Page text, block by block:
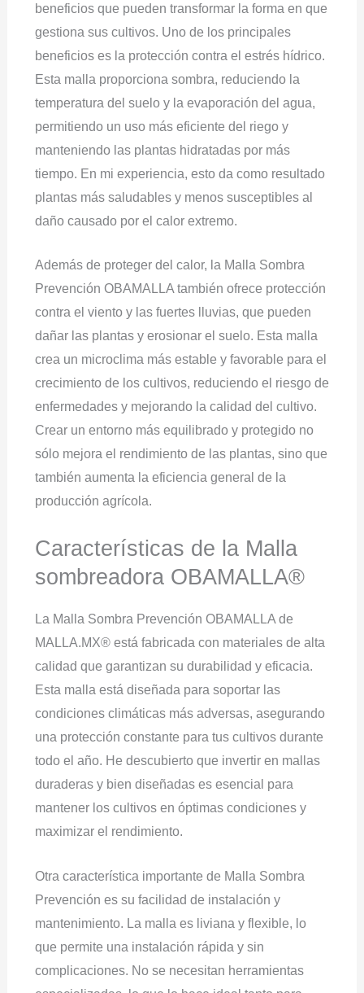
beneficios que pueden transformar la forma en que
gestiona sus cultivos. Uno de los principales
beneficios es la protección contra el estrés hídrico.
Esta malla proporciona sombra, reduciendo la
temperatura del suelo y la evaporación del agua,
permitiendo un uso más eficiente del riego y
manteniendo las plantas hidratadas por más
tiempo. En mi experiencia, esto da como resultado
plantas más saludables y menos susceptibles al
daño causado por el calor extremo.
Además de proteger del calor, la Malla Sombra
Prevención OBAMALLA también ofrece protección
contra el viento y las fuertes lluvias, que pueden
dañar las plantas y erosionar el suelo. Esta malla
crea un microclima más estable y favorable para el
crecimiento de los cultivos, reduciendo el riesgo de
enfermedades y mejorando la calidad del cultivo.
Crear un entorno más equilibrado y protegido no
sólo mejora el rendimiento de las plantas, sino que
también aumenta la eficiencia general de la
producción agrícola.
Características de la Malla
sombreadora OBAMALLA®
La Malla Sombra Prevención OBAMALLA de
MALLA.MX® está fabricada con materiales de alta
calidad que garantizan su durabilidad y eficacia.
Esta malla está diseñada para soportar las
condiciones climáticas más adversas, asegurando
una protección constante para tus cultivos durante
todo el año. He descubierto que invertir en mallas
duraderas y bien diseñadas es esencial para
mantener los cultivos en óptimas condiciones y
maximizar el rendimiento.
Otra característica importante de Malla Sombra
Prevención es su facilidad de instalación y
mantenimiento. La malla es liviana y flexible, lo
que permite una instalación rápida y sin
complicaciones. No se necesitan herramientas